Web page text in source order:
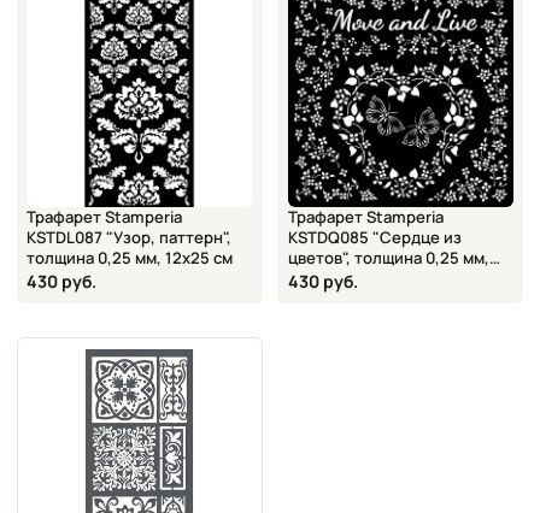
Трафарет Stamperia
KSTDL087 "Узор, паттерн",
толщина 0,25 мм, 12х25 см
430 руб.
Трафарет Stamperia
KSTDQ085 "Сердце из
цветов", толщина 0,25 мм,
18х18 см
430 руб.